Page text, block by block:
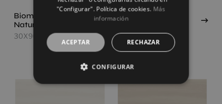
Biomim Concept
Natural
30X90
Biomim Concept
30X90
"Configurar". Política de cookies. Más
información
ACEPTAR RECHAZAR
CONFIGURAR